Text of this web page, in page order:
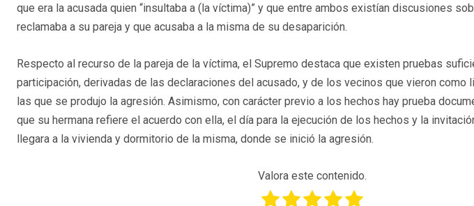
que era la acusada quien “insultaba a (la víctima)” y que entre ambos existían discusiones
reclamaba a su pareja y que acusaba a la misma de su desaparición.
Respecto al recurso de la pareja de la víctima, el Supremo destaca que existen pruebas
participación, derivadas de las declaraciones del acusado, y de los vecinos que vieron como
las que se produjo la agresión. Asimismo, con carácter previo a los hechos hay prueba
que su hermana refiere el acuerdo con ella, el día para la ejecución de los hechos y la
llegara a la vivienda y dormitorio de la misma, donde se inició la agresión.
Valora este contenido.